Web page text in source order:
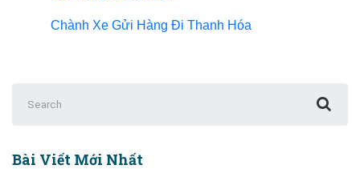
Chành Xe Gửi Hàng Đi Thanh Hóa
for:
Bài Viết Mới Nhất